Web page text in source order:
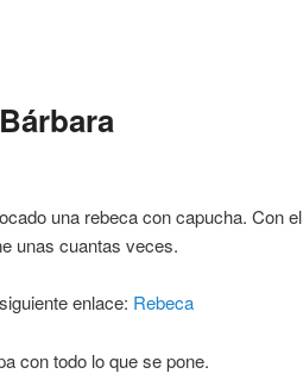
una rebeca con capucha. Con el
unas cuantas veces.
enlace: Rebeca
con todo lo que se pone.